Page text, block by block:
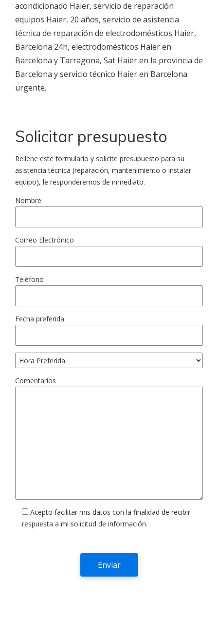
acondicionado Haier, servicio de reparación
equipos Haier, 20 años, servicio de asistencia
técnica de reparación de electrodomésticos Haier,
Barcelona 24h, electrodomésticos Haier en
Barcelona y Tarragona, Sat Haier en la provincia de
Barcelona y servicio técnico Haier en Barcelona
urgente.
Solicitar presupuesto
Rellene este formulario y solicite presupuesto para su
asistencia técnica (reparación, mantenimiento o instalar
equipo), le responderemos de inmediato.
Nombre
Correo Electrónico
Teléfono
Fecha preferida
Comentarios
Acepto facilitar mis datos con la finalidad de recibir
respuesta a mi solicitud de información.